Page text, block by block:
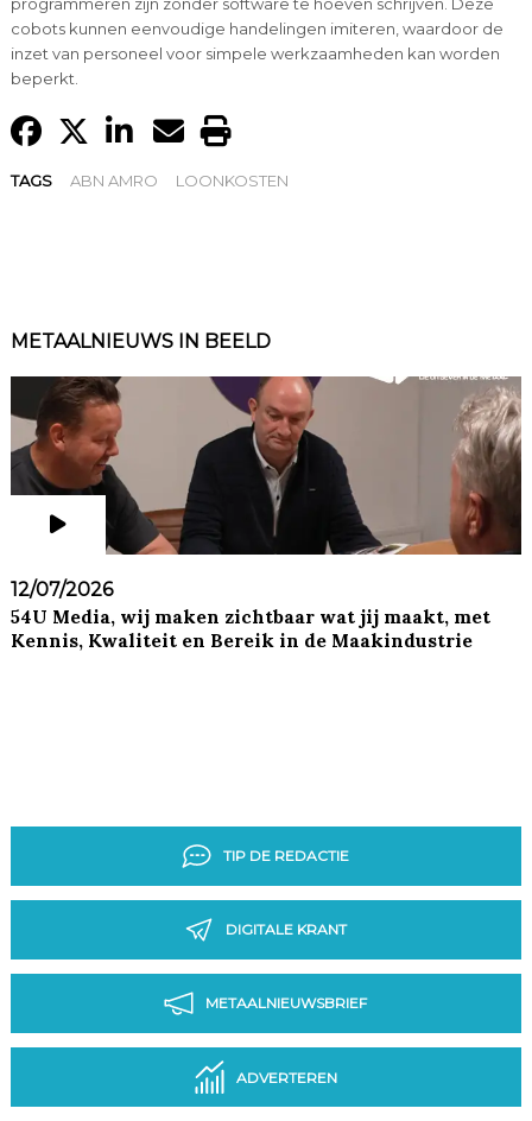
cobots kunnen eenvoudige handelingen imiteren, waardoor de
inzet van personeel voor simpele werkzaamheden kan worden
beperkt.
TAGS ABN AMRO LOONKOSTEN
METAALNIEUWS IN BEELD
12/07/2026
54U Media, wij maken zichtbaar wat jij maakt, met
Kennis, Kwaliteit en Bereik in de Maakindustrie
TIP DE REDACTIE
DIGITALE KRANT
METAALNIEUWSBRIEF
ADVERTEREN